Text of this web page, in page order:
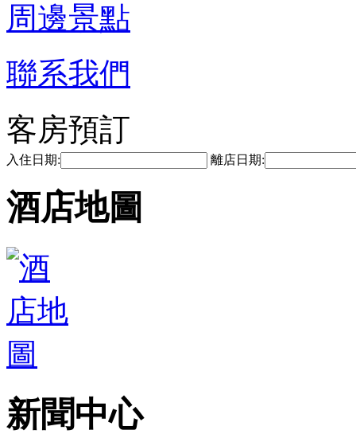
周邊景點
聯系我們
客房預訂
入住日期: 離店日期:
酒店地圖
新聞中心